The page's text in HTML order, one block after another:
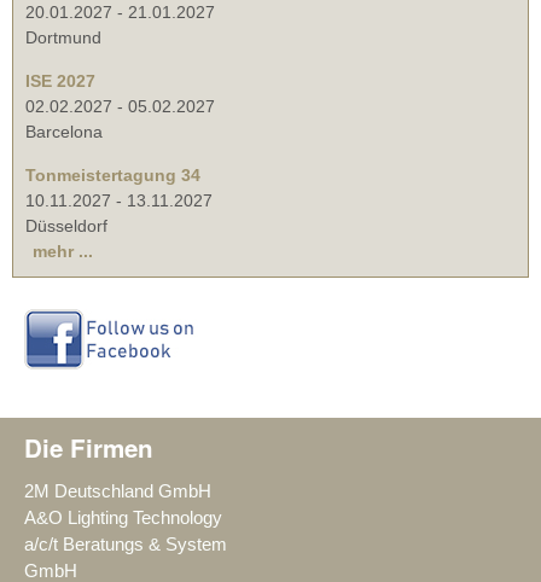
20.01.2027 - 21.01.2027
Dortmund
ISE 2027
02.02.2027 - 05.02.2027
Barcelona
Tonmeistertagung 34
10.11.2027 - 13.11.2027
Düsseldorf
mehr ...
Die Firmen
2M Deutschland GmbH
A&O Lighting Technology
a/c/t Beratungs & System
GmbH